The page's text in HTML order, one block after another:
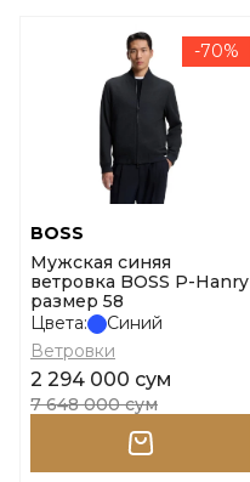
-70%
BOSS
Мужская синяя
ветровка BOSS P-Hanry
размер 58
Цвета:
Синий
Ветровки
2 294 000 сум
7 648 000 сум